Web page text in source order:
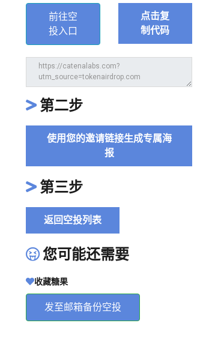
前往空
投入口
点击复
制代码
第二步
使用您的邀请链接生成专属海
报
第三步
返回空投列表
您可能还需要
收藏糖果
发至邮箱备份空投